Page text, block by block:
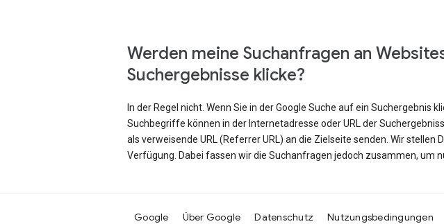
Werden meine Suchanfragen an
Suchergebnisse klicke?
In der Regel nicht. Wenn Sie in der Google Suche auf ein
Suchbegriffe können in der Internetadresse oder URL der
als verweisende URL (Referrer URL) an die Zielseite senden. Wir
Verfügung. Dabei fassen wir die Suchanfragen jedoch zusammen, um
Google Über Google Datenschutz Nutzungsbedingungen